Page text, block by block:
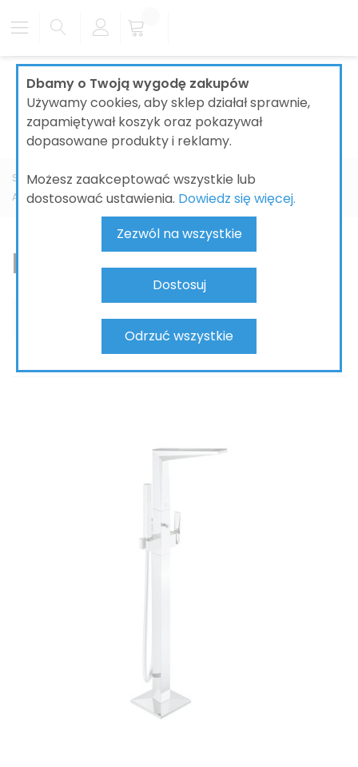
Dbamy o Twoją wygodę zakupów
Używamy cookies, aby sklep działał sprawnie,
zapamiętywał koszyk oraz pokazywał
dopasowane produkty i reklamy.
Możesz zaakceptować wszystkie lub
dostosować ustawienia. Dowiedz się więcej.
Zezwól na wszystkie
Dostosuj
Odrzuć wszystkie
Strona główna ŁAZIENKI BATERIE ŁAZIENKOWE
Allure Brilliant
Bateria wannowa
Bateria wannowa